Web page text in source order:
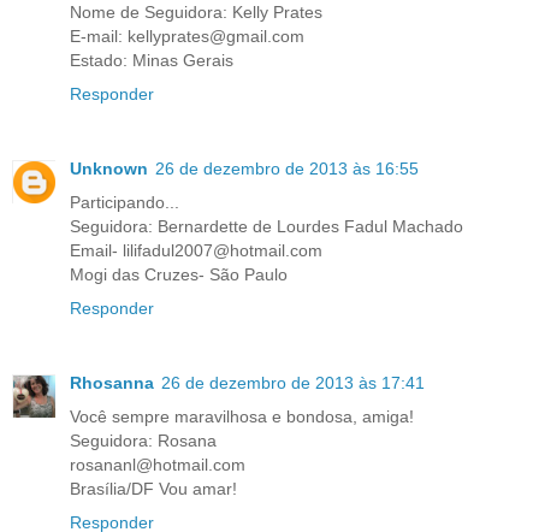
Nome de Seguidora: Kelly Prates
E-mail: kellyprates@gmail.com
Estado: Minas Gerais
Responder
Unknown 26 de dezembro de 2013 às 16:55
Participando...
Seguidora: Bernardette de Lourdes Fadul Machado
Email- lilifadul2007@hotmail.com
Mogi das Cruzes- São Paulo
Responder
Rhosanna 26 de dezembro de 2013 às 17:41
Você sempre maravilhosa e bondosa, amiga!
Seguidora: Rosana
rosananl@hotmail.com
Brasília/DF Vou amar!
Responder